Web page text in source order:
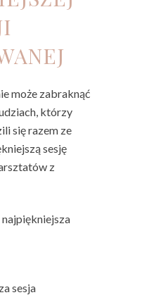
może zabraknąć
którzy
się razem ze
sesję
z